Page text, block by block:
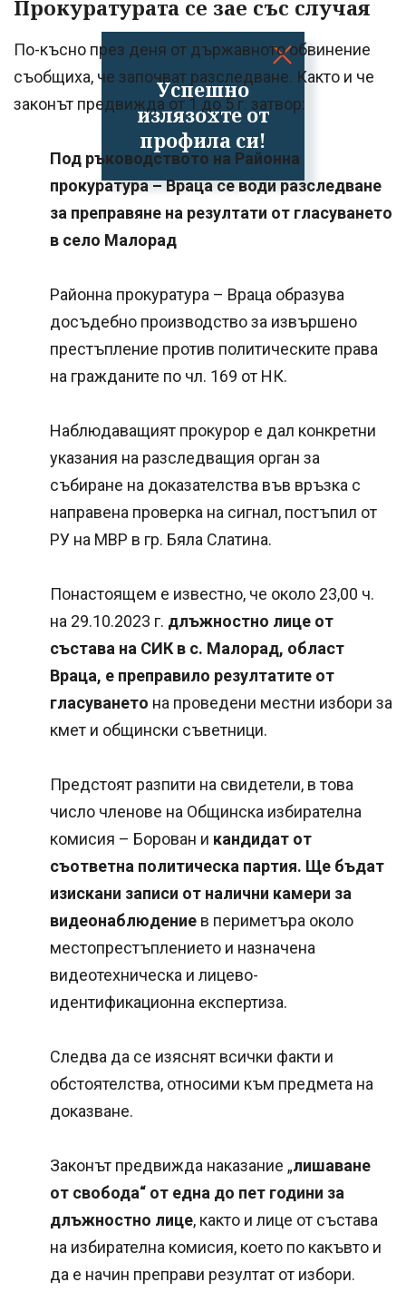
Успешно
излязохте от
профила си!
Прокуратурата се зае със случая
По-късно през деня от държавното обвинение
съобщиха, че започват разследване. Както и че
законът предвижда от 1 до 5 г. затвор:
Под ръководството на Районна
прокуратура – Враца се води разследване
за преправяне на резултати от гласуването
в село Малорад
Районна прокуратура – Враца образува
досъдебно производство за извършено
престъпление против политическите права
на гражданите по чл. 169 от НК.
Наблюдаващият прокурор е дал конкретни
указания на разследващия орган за
събиране на доказателства във връзка с
направена проверка на сигнал, постъпил от
РУ на МВР в гр. Бяла Слатина.
Понастоящем е известно, че около 23,00 ч.
на 29.10.2023 г. длъжностно лице от
състава на СИК в с. Малорад, област
Враца, е преправило резултатите от
гласуването на проведени местни избори за
кмет и общински съветници.
Предстоят разпити на свидетели, в това
число членове на Общинска избирателна
комисия – Борован и кандидат от
съответна политическа партия. Ще бъдат
изискани записи от налични камери за
видеонаблюдение в периметъра около
местопрестъплението и назначена
видеотехническа и лицево-
идентификационна експертиза.
Следва да се изяснят всички факти и
обстоятелства, относими към предмета на
доказване.
Законът предвижда наказание „лишаване
от свобода“ от една до пет години за
длъжностно лице, както и лице от състава
на избирателна комисия, което по какъвто и
да е начин преправи резултат от избори.